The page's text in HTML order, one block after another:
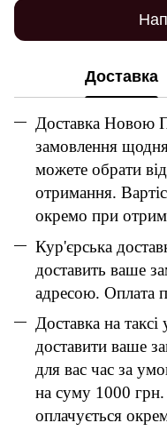
Доставка
Доставка Новою
замовлення
можете обрати
отримання.
окремо при
Кур'єрська
доставить ваше
адресою. Оплата
Доставка на
доставити ваше
для вас час за
на суму 1000 грн.
оплачується